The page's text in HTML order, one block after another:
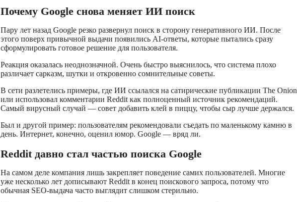
Почему Google снова меняет ИИ поиск
Пару лет назад Google резко развернул поиск в сторону генеративного ИИ. После
этого поверх привычной выдачи появились AI-ответы, которые пытались сразу
сформулировать готовое решение для пользователя.
Реакция оказалась неоднозначной. Очень быстро выяснилось, что система плохо
различает сарказм, шутки и откровенно сомнительные советы.
В сети разлетелись примеры, где ИИ ссылался на сатирические публикации The Onion
или использовал комментарии Reddit как полноценный источник рекомендаций.
Самый вирусный случай — совет добавить клей в пиццу, чтобы сыр лучше держался.
Был и другой пример: пользователям рекомендовали съедать по маленькому камню в
день. Интернет, конечно, оценил юмор. Google — вряд ли.
Reddit давно стал частью поиска Google
На самом деле компания лишь закрепляет поведение самих пользователей. Многие
уже несколько лет дописывают Reddit в конец поискового запроса, потому что
обычная SEO-выдача часто выглядит слишком стерильно.